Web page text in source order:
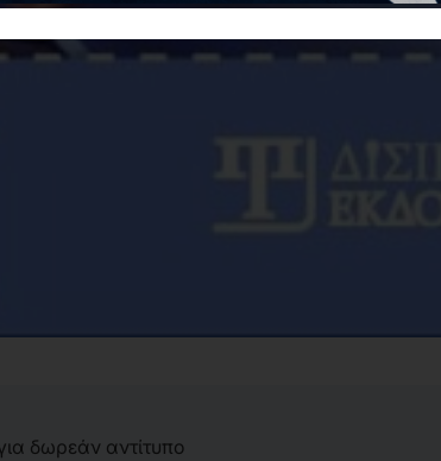
δωρεάν αντίτυπο